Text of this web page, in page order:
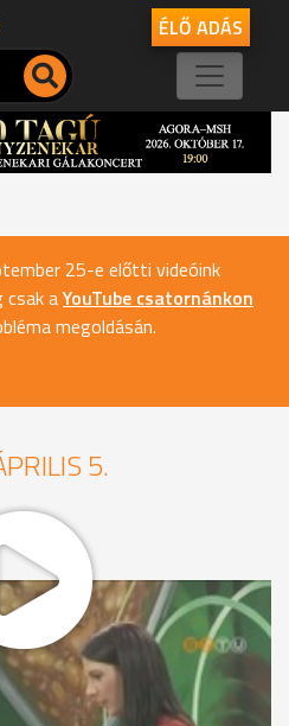
ÉLŐ ADÁS
25-e előtti videóink
csak aYouTube csatornánkon
megoldásán.
5.